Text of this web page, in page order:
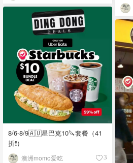
8/6-8/9🇦🇺星巴克10🔪套餐（41
折❗）
澳洲momo爱吃 3